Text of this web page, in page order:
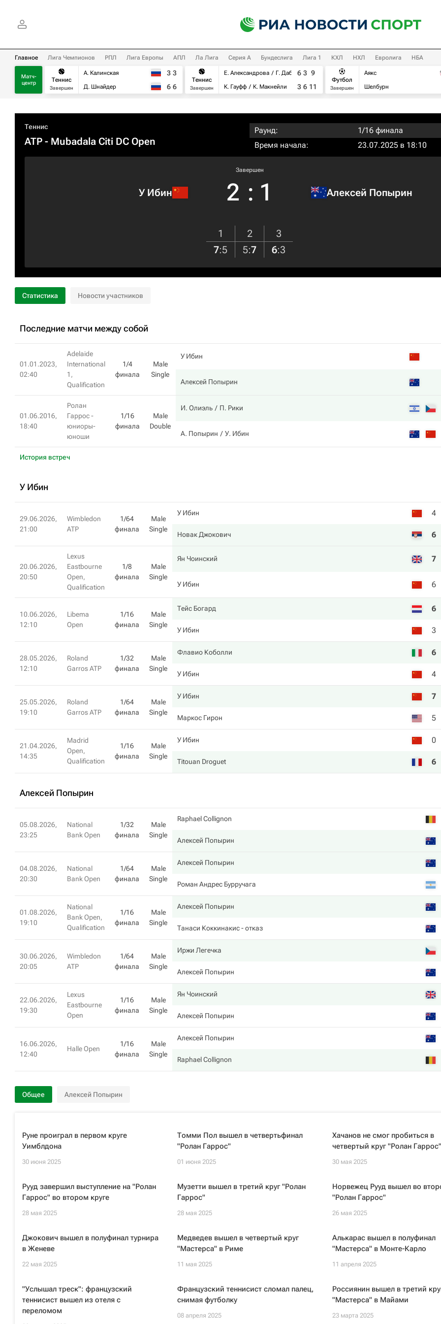
Главное Лига Чемпионов РПЛ Лига Европы АПЛ Ла Лига Серия А Бундеслига Лига 1 КХЛ НХЛ Евролига НБА
Матч-
центр
Теннис
Завершен
А. Калинская
Д. Шнайдер
3 3
6 6
Теннис
Завершен
Е. Александрова
Г. Дабровски
К. Гауфф
К. Макнейли
6 3 9
3 6 11
Футбол
Завершен
Аякс
Шелбурн
Теннис
ATP - Mubadala Citi DC Open
Раунд:
1/16 финала
Время начала:
23.07.2025 в 18:10
У Ибин
Завершен
2 : 1 Алексей Попырин
1 2
3
7:5 5:7 6:3
Статистика Новости участников
Последние матчи между собой
01.01.2023,
02:40
Adelaide
International
1,
Qualification
1/4
финала
Male
Single
У Ибин
Алексей Попырин
01.06.2016,
18:40
Ролан
Гаррос -
юниоры-
юноши
1/16
финала
Male
Double
И. Олиэль П. Рики
А. Попырин У. Ибин
История встреч
У Ибин
29.06.2026,
21:00
Wimbledon
ATP
1/64
финала
Male
Single
У Ибин 4
Новак Джокович 6
20.06.2026,
20:50
Lexus
Eastbourne
Open,
Qualification
1/8
финала
Male
Single
Ян Чоинский 7
У Ибин 6
10.06.2026,
12:10
Libema
Open
1/16
финала
Male
Single
Тейс Богард 6
У Ибин 3
28.05.2026,
12:10
Roland
Garros ATP
1/32
финала
Male
Single
Флавио Коболли 6
У Ибин 4
25.05.2026,
19:10
Roland
Garros ATP
1/64
финала
Male
Single
У Ибин 7
Маркос Гирон 5
21.04.2026,
14:35
Madrid
Open,
Qualification
1/16
финала
Male
Single
У Ибин 0
Titouan Droguet 6
Алексей Попырин
05.08.2026,
23:25
National
Bank Open
1/32
финала
Male
Single
Raphael Collignon
Алексей Попырин
04.08.2026,
20:30
National
Bank Open
1/64
финала
Male
Single
Алексей Попырин
Роман Андрес Бурручага
01.08.2026,
19:10
National
Bank Open,
Qualification
1/16
финала
Male
Single
Алексей Попырин
Танаси Коккинакис- отказ
30.06.2026,
20:05
Wimbledon
ATP
1/64
финала
Male
Single
Иржи Легечка
Алексей Попырин
22.06.2026,
19:30
Lexus
Eastbourne
Open
1/16
финала
Male
Single
Ян Чоинский
Алексей Попырин
16.06.2026,
12:40
Halle Open
1/16
финала
Male
Single
Алексей Попырин
Raphael Collignon
Общее Алексей Попырин
Руне проиграл в первом круге
Уимблдона
30 июня 2025
Томми Пол вышел в четвертьфинал
"Ролан Гаррос"
01 июня 2025
Хачанов не смог пробиться в
четвертый круг "Ролан Гаррос"
30 мая 2025
Рууд завершил выступление на "Ролан
Гаррос" во втором круге
28 мая 2025
Музетти вышел в третий круг "Ролан
Гаррос"
28 мая 2025
Норвежец Рууд вышел во
"Ролан Гаррос"
26 мая 2025
Джокович вышел в полуфинал турнира
в Женеве
22 мая 2025
Медведев вышел в четвертый круг
"Мастерса" в Риме
11 мая 2025
Алькарас вышел в полуфинал
"Мастерса" в Монте-Карло
11 апреля 2025
"Услышал треск": французский
теннисист вышел из отеля с
переломом
Французский теннисист сломал палец,
снимая футболку
08 апреля 2025
Россиянин вышел в третий
"Мастерса" в Майами
23 марта 2025